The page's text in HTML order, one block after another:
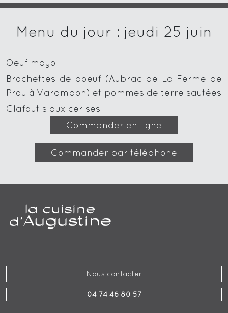
Menu du jour : jeudi 25 juin
Oeuf mayo
Brochettes de boeuf (Aubrac de La Ferme de
Prou à Varambon) et pommes de terre sautées
Clafoutis aux cerises
Commander en ligne
Commander par téléphone
Nous contacter
04 74 46 80 57